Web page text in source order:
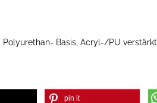
Polyurethan- Basis, Acryl-/PU verstärkt
pin it